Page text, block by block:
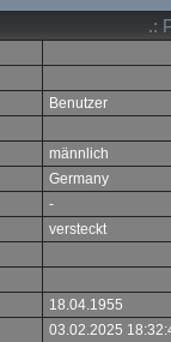
.:
Benutzer
männlich
Germany
-
versteckt
18.04.1955
03.02.2025